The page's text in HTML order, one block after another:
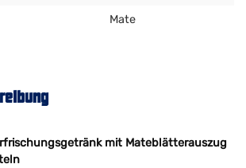
Mate
mit Mateblätterauszug